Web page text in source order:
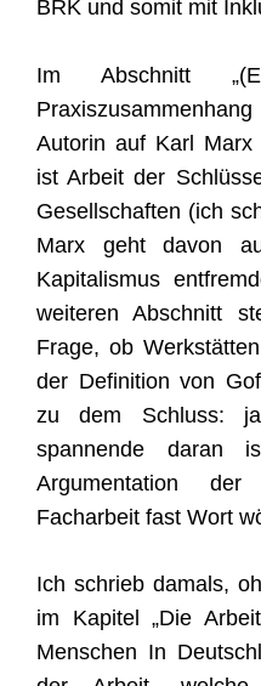
BRK und somit mit
Im Abschnitt
Autorin auf Karl
ist Arbeit der
Gesellschaften (ich
Marx geht davon
Kapitalismus
weiteren Abschnitt
Frage, ob
der Definition von
zu dem Schluss:
spannende daran
Argumentation
Facharbeit fast Wort
Ich schrieb damals,
im Kapitel „Die
Menschen In